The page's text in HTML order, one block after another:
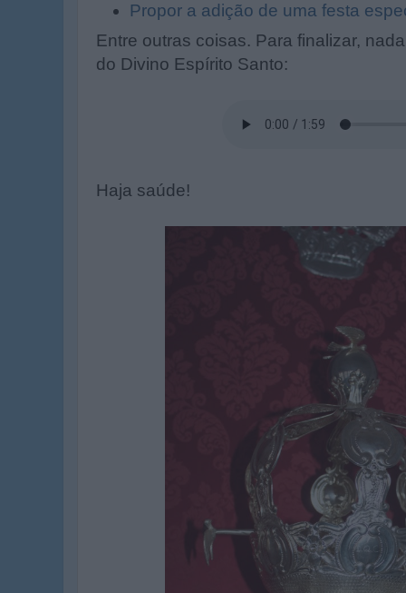
Propor a adição de uma festa
Entre outras coisas. Para finalizar,
do Divino Espírito Santo:
Haja saúde!